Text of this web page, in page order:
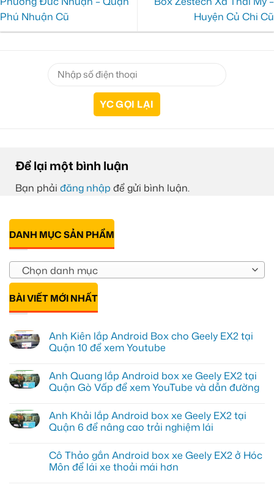
Phú Nhuận Cũ
Huyện Củ Chi Cũ
Để lại một bình luận
Bạn phải đăng nhập để gửi bình luận.
DANH MỤC SẢN PHẨM
Chọn danh mục
BÀI VIẾT MỚI NHẤT
Anh Kiên lắp Android Box cho Geely EX2 tại
Quận 10 để xem Youtube
bình
luận
ở
lắp
Android
Box
EX2
tại
Quận
Anh Quang lắp Android box xe Geely EX2 tại
Quận Gò Vấp để xem YouTube và dẫn đường
bình
luận
ở
lắp
Android
box
Anh Khải lắp Android box xe Geely EX2 tại
Quận 6 để nâng cao trải nghiệm lái
bình
luận
ở
Cô Thảo gắn Android box xe Geely EX2 ở Hóc
Môn để lái xe thoải mái hơn